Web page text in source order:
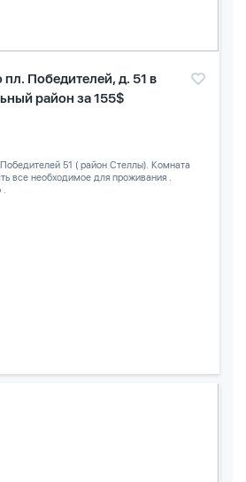
Победителей, д. 51 в
район за 155$
51 ( район Стеллы). Комната
все необходимое для проживания .